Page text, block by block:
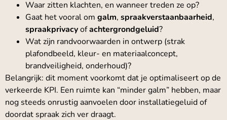
Waar zitten klachten, en wanneer treden ze op?
Gaat het vooral om galm, spraakverstaanbaarheid,
spraakprivacyofachtergrondgeluid?
Wat zijn randvoorwaarden in ontwerp (strak
plafondbeeld, kleur- en materiaalconcept,
brandveiligheid, onderhoud)?
Belangrijk: dit moment voorkomt dat je optimaliseert op de
verkeerde KPI. Een ruimte kan “minder galm” hebben, maar
nog steeds onrustig aanvoelen door installatiegeluid of
doordat spraak zich ver draagt.